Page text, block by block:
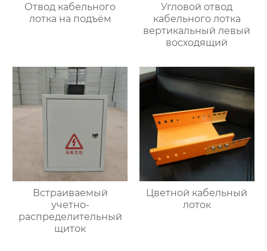
Отвод кабельного
лотка на подъём
Угловой отвод
кабельного лотка
вертикальный левый
восходящий
Встраиваемый
учетно-
распределительный
щиток
Цветной кабельный
лоток